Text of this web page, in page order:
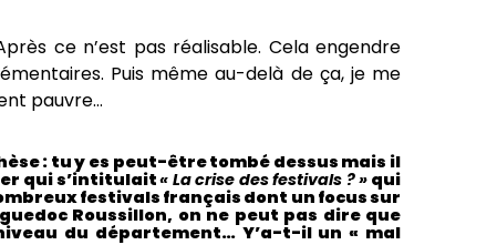
ce n’est pas réalisable. Cela engendre
Puis même au-delà de ça, je me
pauvre…
: tu y es peut-être tombé dessus mais il
qui s’intitulait« La crise des festivals ? » qui
festivals français dont un focus sur
Roussillon, on ne peut pas dire que
du département… Y’a-t-il un « mal